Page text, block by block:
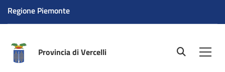
Regione Piemonte
Provincia di Vercelli site.searc